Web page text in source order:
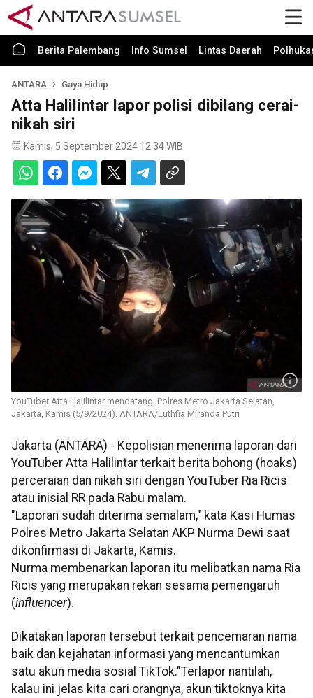
Berita Palembang Info Sumsel Lintas Daerah
ANTARA Gaya Hidup
Atta Halilintar lapor polisi dibilang cerai-
nikah siri
Kamis, 5 September 2024 12:34 WIB
YouTuber Atta Halilintar mendatangi Polres Metro Jakarta Selatan,
Jakarta, Kamis (5/9/2024). ANTARA/Luthfia Miranda Putri
Jakarta (ANTARA) - Kepolisian menerima laporan dari
YouTuber Atta Halilintar terkait berita bohong (hoaks)
perceraian dan nikah siri dengan YouTuber Ria Ricis
atau inisial RR pada Rabu malam.
"Laporan sudah diterima semalam," kata Kasi Humas
Polres Metro Jakarta Selatan AKP Nurma Dewi saat
dikonfirmasi di Jakarta, Kamis.
Nurma membenarkan laporan itu melibatkan nama Ria
Ricis yang merupakan rekan sesama pemengaruh
(influencer).
Dikatakan laporan tersebut terkait pencemaran nama
baik dan kejahatan informasi yang mencantumkan
satu akun media sosial TikTok."Terlapor nantilah,
kalau ini jelas kita cari orangnya, akun tiktoknya kita